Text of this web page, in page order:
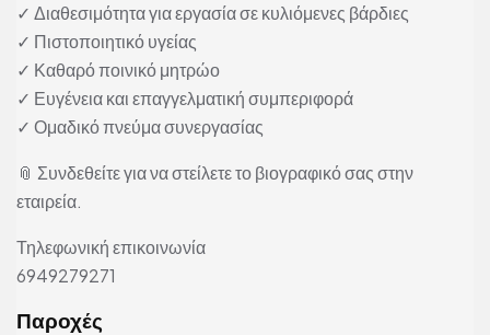
✓ Διαθεσιμότητα για εργασία σε κυλιόμενες βάρδιες
✓ Πιστοποιητικό υγείας
✓ Καθαρό ποινικό μητρώο
✓ Ευγένεια και επαγγελματική συμπεριφορά
✓ Ομαδικό πνεύμα συνεργασίας
📎 Συνδεθείτε για να στείλετε το βιογραφικό σας στην
εταιρεία.
Τηλεφωνική επικοινωνία
6949279271
Παροχές